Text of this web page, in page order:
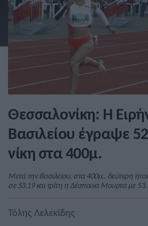
Θεσσαλονίκη: Η
Βασιλείου έγραψε
νίκη στα 400μ.
Μετά την Βασιλείου, στα 400μ., δεύτερη
σε 53.19 και τρίτη η Δέσποινα Μουρτά με
Τόλης Λελεκίδης